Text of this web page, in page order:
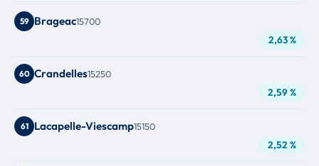
59 Brageac15700
2,63 %
60 Crandelles15250
2,59 %
61 Lacapelle-Viescamp15150
2,52 %